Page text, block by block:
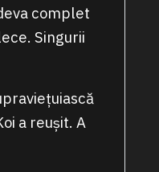
complet
Singurii
a reușit. A